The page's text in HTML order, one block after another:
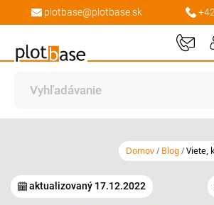
plotbase@plotbase.sk
aktualizovaný 17.12.2022
Domov Blog Viete,